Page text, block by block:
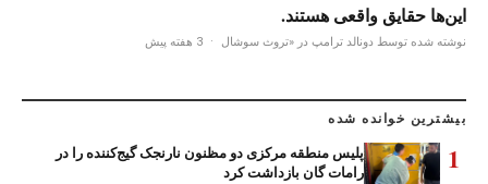
این‌ها حقایق واقعی هستند.
نوشته شده توسط دونالد ترامپ در «تروث سوشال · 3 هفته پیش
بیشترین خوانده شده
1
پلیس منطقه مرکزی دو مظنون نارنجک گیج‌کننده را در
رامات گان بازداشت کرد